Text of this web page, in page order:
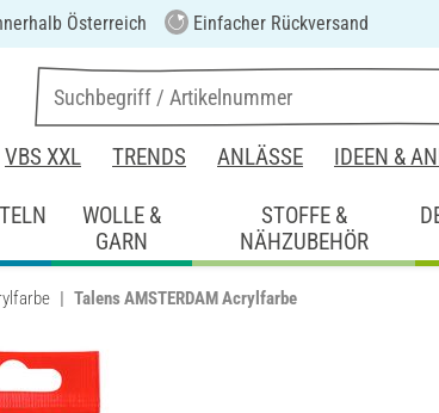
Österreich Einfacher Rückversand
VBS XXL TRENDS ANLÄSSE IDEEN &
WOLLE &
GARN
STOFFE &
NÄHZUBEHÖR
Talens AMSTERDAM Acrylfarbe